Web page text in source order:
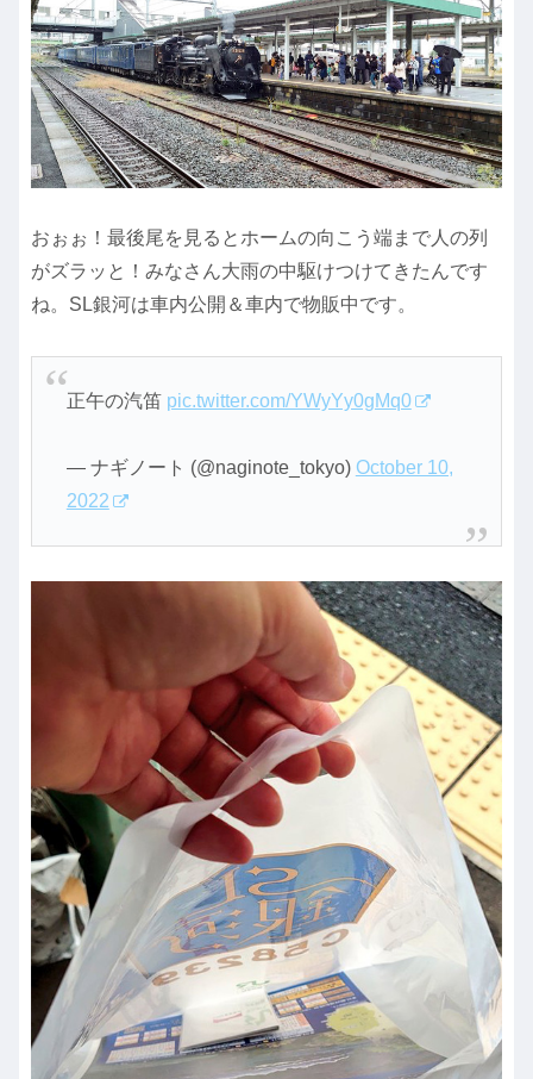
おぉぉ！最後尾を見るとホームの向こう端まで人の列
がズラッと！みなさん大雨の中駆けつけてきたんです
ね。SL銀河は車内公開＆車内で物販中です。
正午の汽笛 pic.twitter.com/YWyYy0gMq0
— ナギノート (@naginote_tokyo) October 10,
2022